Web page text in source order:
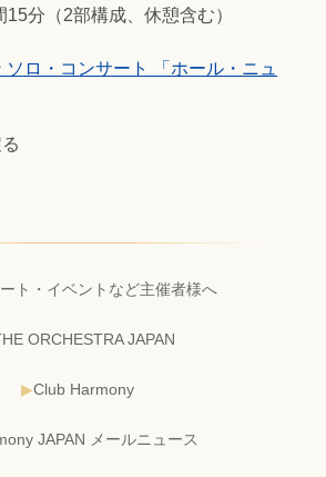
分（2部構成、休憩含む）
ロ・コンサート 「ホール・ニュ
ト・イベントなど主催者様へ
ORCHESTRA JAPAN
Club Harmony
JAPAN メールニュース